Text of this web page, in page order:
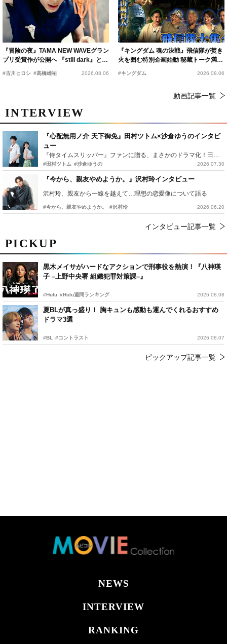
PICKUP
黒木メイサがハードなアクションで刑事役を熱演！『八神瑛
子 –上野中央署 組織犯罪対策課–』
#Hulu #Hulu週間ランキング 2026.08.08
夏BLが真っ盛り！ 胸キュンも感動も運んでくれるおすすめ
ドラマ3選
#BL #コントラスト 2026.08.07
ピックアップ記事一覧
『冒険の夜』TAMA NEW WAVEグラン
プリ受賞作が公開へ 『still dark』と同
#古川ヒロシ #髙橋雄祐 2026.08.06
『キングダム 魂の決戦』飛信隊が焚き
火を囲む特別企画始動 秘蔵トーク満載
#キングダム 2026.08.06
動画記事一覧
INTERVIEW
『心配無用ノ介 天下御免』田村ツトム×沙倉ゆうのインタビ
ュー
『侍タイムスリッパー』ファンに贈る、まさかのドラマ化！田村ツトム×沙倉ゆうのが語る『心配無用ノ介』撮影秘話
#田村ツトム #沙倉ゆうの 2026.07.30
『今から、親友やめようか。』沢村玲インタビュー
沢村玲、親友から一線を越えて…理想の恋愛像について語る
#今から、親友やめようか。 #沢村玲 2026.06.20
インタビュー記事一覧
NEWS
INTERVIEW
RANKING